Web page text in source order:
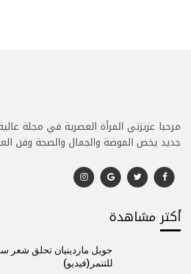
مرحبا عزيزتي المرأة العصرية في مجلة
جديد يخص الموضة والجمال والصحة وفن
أكتر مشاهدة
جويل ماردينيان تحلق شعر
للتنمر(فيديو)